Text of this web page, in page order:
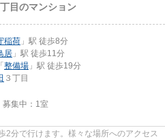
目のマンション
稲荷 」駅 徒歩8分
居 」駅 徒歩11分
「 整備場 」駅 徒歩19分
３丁目
集中： 1室
2分で行けます。様々な場所へのアクセス